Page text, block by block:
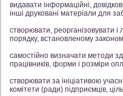
видавати інформаційні,
інші друковані матеріали для
створювати, реорганізовувати і
порядку, встановленому
самостійно визначати методи
працівників, форми і розміри
створювати за ініціативою
комітети (ради) підприємців,